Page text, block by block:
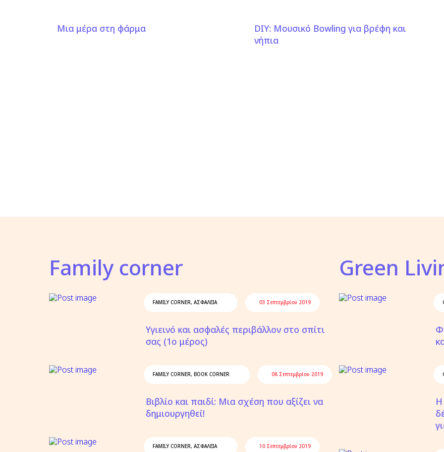
Μια μέρα στη φάρμα
DIΥ: Μουσικό Bowling για βρέφη και
νήπια
Family corner
FAMILY CORNER,ΑΣΦΆΛΕΙΑ 03 Σεπτεμβρίου 2019
Υγιεινό και ασφαλές περιβάλλον στο σπίτι
σας (1ο μέρος)
FAMILY CORNER, BOOK CORNER 08 Σεπτεμβρίου 2019
Βιβλίο και παιδί: Μια σχέση που αξίζει να
δημιουργηθεί!
FAMILY CORNER,ΑΣΦΆΛΕΙΑ 10 Σεπτεμβρίου 2019
Green
Η